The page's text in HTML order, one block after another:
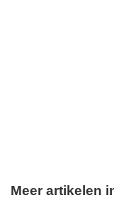
Meer artikelen